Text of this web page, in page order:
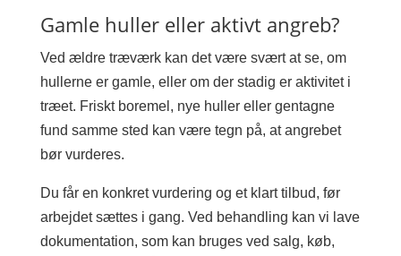
Gamle huller eller aktivt angreb?
Ved ældre træværk kan det være svært at se, om
hullerne er gamle, eller om der stadig er aktivitet i
træet. Friskt boremel, nye huller eller gentagne
fund samme sted kan være tegn på, at angrebet
bør vurderes.
Du får en konkret vurdering og et klart tilbud, før
arbejdet sættes i gang. Ved behandling kan vi lave
dokumentation, som kan bruges ved salg, køb,